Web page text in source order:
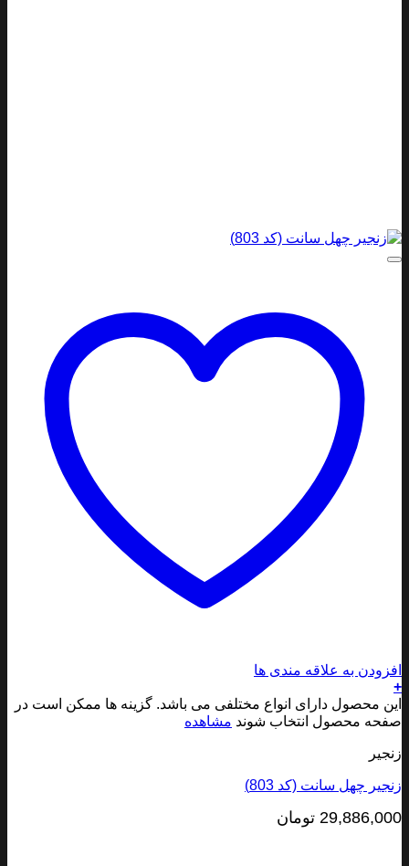
به علاقه مندی ها
محصول دارای انواع مختلفی می باشد. گزینه ها ممکن است در
محصول انتخاب شوندمشاهده
چهل سانت (کد 803)
تومان